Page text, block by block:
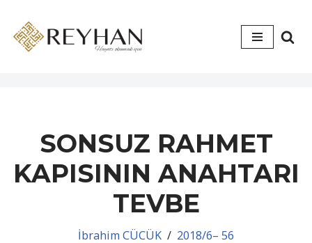
İçeriğe
SONSUZ RAHMET
KAPISININ ANAHTARI
TEVBE
İbrahim CÜCÜK 2018/6– 56